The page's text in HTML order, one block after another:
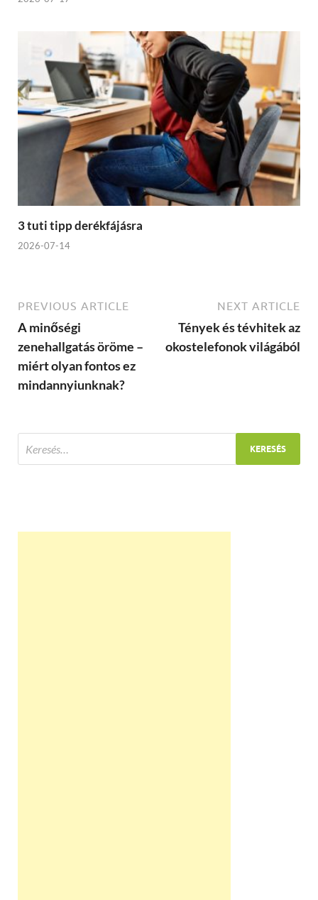
3 tuti tipp derékfájásra
2026-07-14
PREVIOUS ARTICLE
A minőségi
zenehallgatás öröme –
miért olyan fontos ez
mindannyiunknak?
NEXT ARTICLE
Tények és tévhitek az
okostelefonok világából